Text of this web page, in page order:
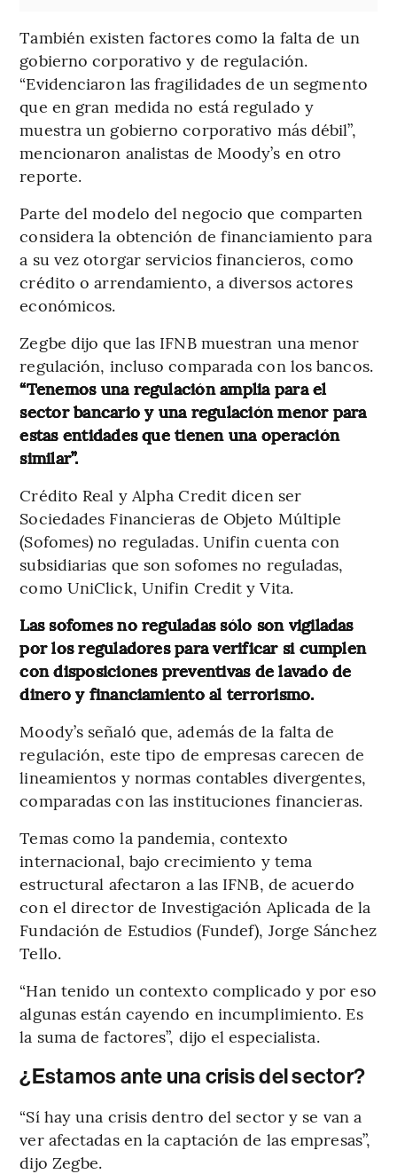
También existen factores como la falta de un
gobierno corporativo y de regulación.
“Evidenciaron las fragilidades de un segmento
que en gran medida no está regulado y
muestra un gobierno corporativo más débil”,
mencionaron analistas de Moody’s en otro
reporte.
Parte del modelo del negocio que comparten
considera la obtención de financiamiento para
a su vez otorgar servicios financieros, como
crédito o arrendamiento, a diversos actores
económicos.
Zegbe dijo que las IFNB muestran una menor
regulación, incluso comparada con los bancos.
“Tenemos una regulación amplia para el
sector bancario y una regulación menor para
estas entidades que tienen una operación
similar”.
Crédito Real y Alpha Credit dicen ser
Sociedades Financieras de Objeto Múltiple
(Sofomes) no reguladas. Unifin cuenta con
subsidiarias que son sofomes no reguladas,
como UniClick, Unifin Credit y Vita.
Las sofomes no reguladas sólo son vigiladas
por los reguladores para verificar si cumplen
con disposiciones preventivas de lavado de
dinero y financiamiento al terrorismo.
Moody’s señaló que, además de la falta de
regulación, este tipo de empresas carecen de
lineamientos y normas contables divergentes,
comparadas con las instituciones financieras.
Temas como la pandemia, contexto
internacional, bajo crecimiento y tema
estructural afectaron a las IFNB, de acuerdo
con el director de Investigación Aplicada de la
Fundación de Estudios (Fundef), Jorge Sánchez
Tello.
“Han tenido un contexto complicado y por eso
algunas están cayendo en incumplimiento. Es
la suma de factores”, dijo el especialista.
¿Estamos ante una crisis del sector?
“Sí hay una crisis dentro del sector y se van a
ver afectadas en la captación de las empresas”,
dijo Zegbe.